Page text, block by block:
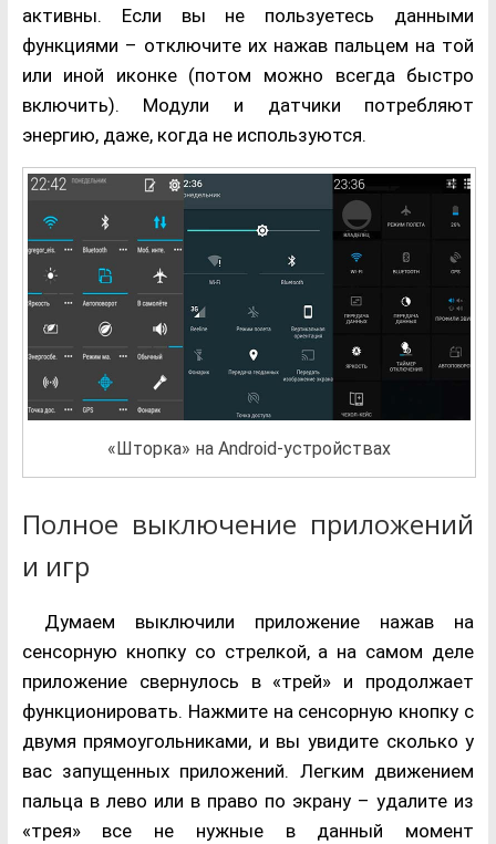
активны. Если вы не пользуетесь данными
функциями – отключите их нажав пальцем на той
или иной иконке (потом можно всегда быстро
включить). Модули и датчики потребляют
энергию, даже, когда не используются.
«Шторка» на Android-устройствах
Полное выключение приложений
и игр
Думаем выключили приложение нажав на
сенсорную кнопку со стрелкой, а на самом деле
приложение свернулось в «трей» и продолжает
функционировать. Нажмите на сенсорную кнопку с
двумя прямоугольниками, и вы увидите сколько у
вас запущенных приложений. Легким движением
пальца в лево или в право по экрану – удалите из
«трея» все не нужные в данный момент